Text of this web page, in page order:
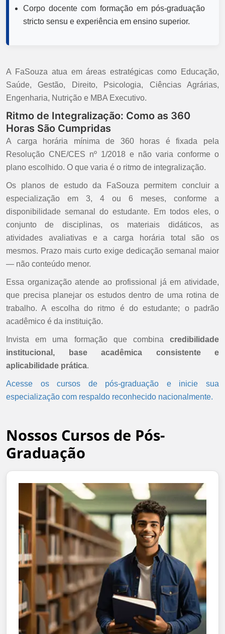
Corpo docente com formação em pós-graduação
stricto sensu e experiência em ensino superior.
A FaSouza atua em áreas estratégicas como Educação,
Saúde, Gestão, Direito, Psicologia, Ciências Agrárias,
Engenharia, Nutrição e MBA Executivo.
Ritmo de Integralização: Como as 360
Horas São Cumpridas
A carga horária mínima de 360 horas é fixada pela
Resolução CNE/CES nº 1/2018 e não varia conforme o
plano escolhido. O que varia é o ritmo de integralização.
Os planos de estudo da FaSouza permitem concluir a
especialização em 3, 4 ou 6 meses, conforme a
disponibilidade semanal do estudante. Em todos eles, o
conjunto de disciplinas, os materiais didáticos, as
atividades avaliativas e a carga horária total são os
mesmos. Prazo mais curto exige dedicação semanal maior
— não conteúdo menor.
Essa organização atende ao profissional já em atividade,
que precisa planejar os estudos dentro de uma rotina de
trabalho. A escolha do ritmo é do estudante; o padrão
acadêmico é da instituição.
Invista em uma formação que combina credibilidade
institucional, base acadêmica consistente e
aplicabilidade prática.
Acesse os cursos de pós-graduação e inicie sua
especialização com respaldo reconhecido nacionalmente.
Nossos Cursos de Pós-
Graduação